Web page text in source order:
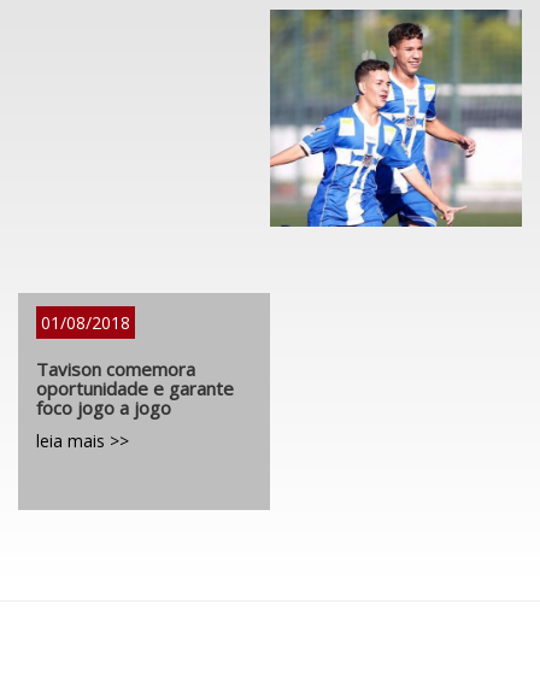
01/08/2018
Tavison comemora
oportunidade e garante
foco jogo a jogo
leia mais >>